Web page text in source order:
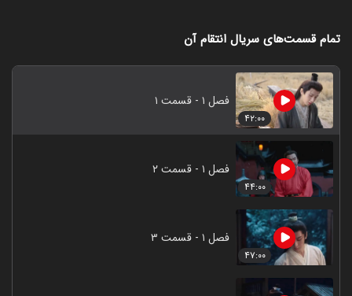
تمام قسمت‌های سریال انتقام آن
۴۲:۰۰
فصل ۱ - قسمت ۱
۴۴:۰۰
فصل ۱ - قسمت ۲
۴۷:۰۰
فصل ۱ - قسمت ۳